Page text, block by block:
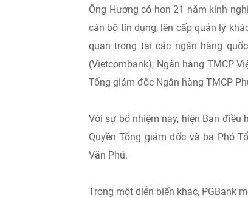
Ông Hương có hơn 21 năm kinh
cán bộ tín dụng, lên cấp quản lý
quan trọng tại các ngân hàng
(Vietcombank), Ngân hàng TMCP
Tổng giám đốc Ngân hàng TMCP
Với sự bổ nhiệm này, hiện Ban điều
Quyền Tổng giám đốc và ba Phó
Văn Phú.
Trong một diễn biến khác, PGBank